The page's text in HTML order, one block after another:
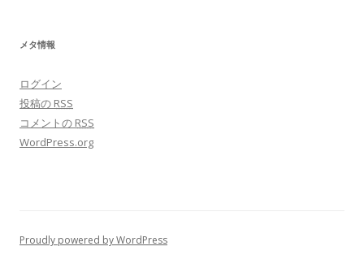
メタ情報
ログイン
投稿の RSS
コメントの RSS
WordPress.org
Proudly powered by WordPress